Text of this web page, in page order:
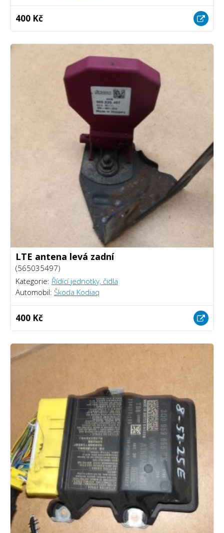
400 Kč
LTE antena levá zadní
(565035497)
Kategorie: Řídící jednotky, čidla
Automobil: Škoda Kodiaq
400 Kč